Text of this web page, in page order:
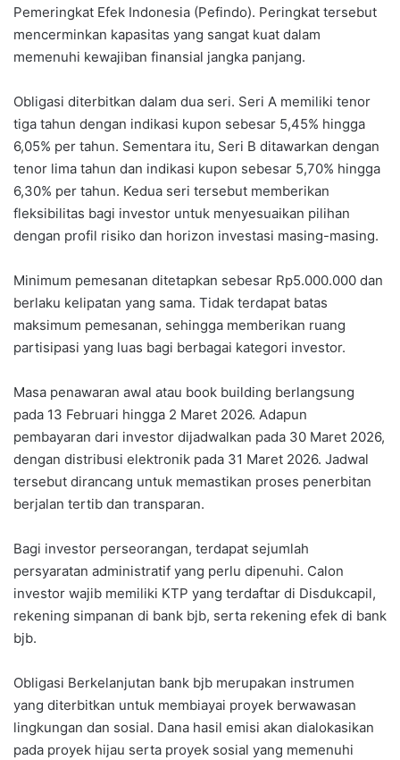
Pemeringkat Efek Indonesia (Pefindo). Peringkat tersebut
mencerminkan kapasitas yang sangat kuat dalam
memenuhi kewajiban finansial jangka panjang.
Obligasi diterbitkan dalam dua seri. Seri A memiliki tenor
tiga tahun dengan indikasi kupon sebesar 5,45% hingga
6,05% per tahun. Sementara itu, Seri B ditawarkan dengan
tenor lima tahun dan indikasi kupon sebesar 5,70% hingga
6,30% per tahun. Kedua seri tersebut memberikan
fleksibilitas bagi investor untuk menyesuaikan pilihan
dengan profil risiko dan horizon investasi masing-masing.
Minimum pemesanan ditetapkan sebesar Rp5.000.000 dan
berlaku kelipatan yang sama. Tidak terdapat batas
maksimum pemesanan, sehingga memberikan ruang
partisipasi yang luas bagi berbagai kategori investor.
Masa penawaran awal atau book building berlangsung
pada 13 Februari hingga 2 Maret 2026. Adapun
pembayaran dari investor dijadwalkan pada 30 Maret 2026,
dengan distribusi elektronik pada 31 Maret 2026. Jadwal
tersebut dirancang untuk memastikan proses penerbitan
berjalan tertib dan transparan.
Bagi investor perseorangan, terdapat sejumlah
persyaratan administratif yang perlu dipenuhi. Calon
investor wajib memiliki KTP yang terdaftar di Disdukcapil,
rekening simpanan di bank bjb, serta rekening efek di bank
bjb.
Obligasi Berkelanjutan bank bjb merupakan instrumen
yang diterbitkan untuk membiayai proyek berwawasan
lingkungan dan sosial. Dana hasil emisi akan dialokasikan
pada proyek hijau serta proyek sosial yang memenuhi